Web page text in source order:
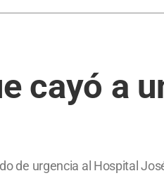
cayó a
de urgencia al Hospital